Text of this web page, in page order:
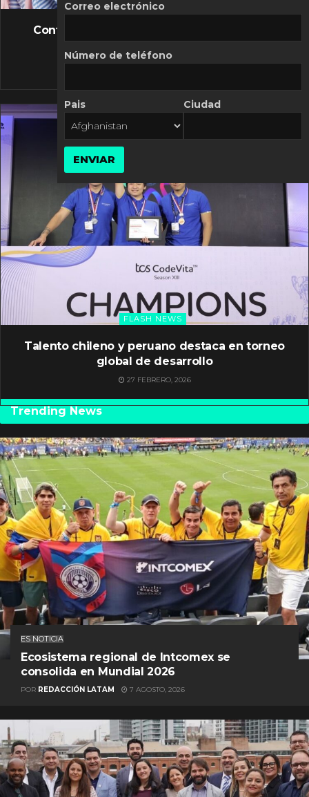
FLASH NEWS
Controversia de Mercado Libre por costos
10 MARZO, 2026
FLASH NEWS
Talento chileno y peruano destaca en torneo
global de desarrollo
27 FEBRERO, 2026
Trending News
ES NOTICIA
Ecosistema regional de Intcomex se
consolida en Mundial 2026
POR REDACCIÓN LATAM 7 AGOSTO, 2026
Correo electrónico
Número de teléfono
Pais Ciudad
ENVIAR